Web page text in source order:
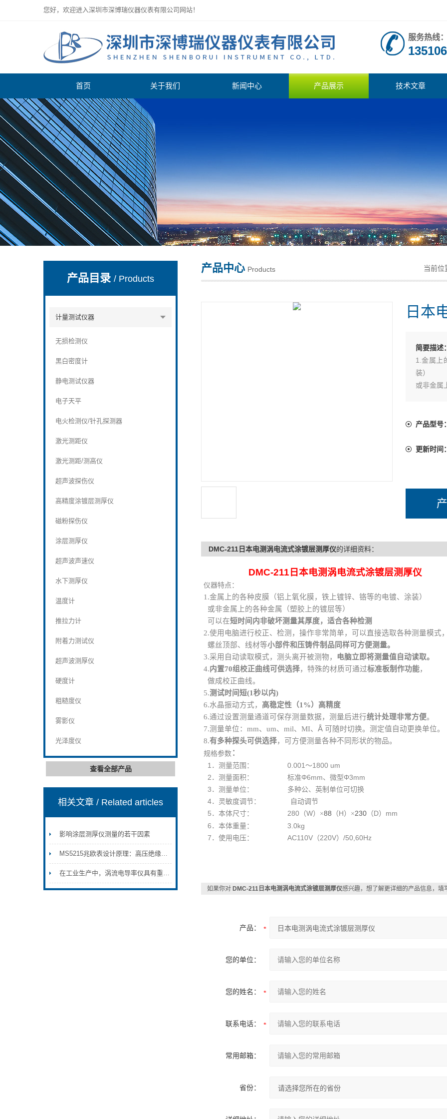
您好，欢迎进入深圳市深博瑞仪器仪表有限公司网站！
深圳市深博瑞仪器仪表有限公司
服务热线：
首页 关于我们 新闻中心 产品展示 技术文章
产品目录/ Products
计量测试仪器
无损检测仪
黑白密度计
静电测试仪器
电子天平
电火检测仪/针孔探测器
激光测距仪
激光测距/测高仪
超声波探伤仪
高精度涂镀层测厚仪
磁粉探伤仪
涂层测厚仪
超声波声速仪
水下测厚仪
温度计
推拉力计
附着力测试仪
超声波测厚仪
硬度计
粗糙度仪
雾影仪
光泽度仪
查看全部产品
相关文章/ Related articles
影响涂层测厚仪测量的若干因素
MS5215兆欧表设计原理：高压绝缘测量的技术内核
在工业生产中，涡流电导率仪具有重要的应用价值
产品中心 Products 当前位
日本
简要描述：
1.金属上
装）
或非金属
量模式，
产品型号：
更新时间：
DMC-211日本电测涡电流式涂镀层测厚仪的详细资料：
DMC-211日本电测涡电流式涂镀层测厚仪
仪器特点：
1.金属上的各种皮膜（铝上氧化膜，铁上镀锌、铬等的电镀、涂装）
或非金属上的各种金属 （塑胶上的镀层等）
可以在短时间内非破坏测量其厚度，适合各种检测
2.使用电脑进行校正、检测，操作非常简单，可以直接选取各种测量模式，
螺丝顶部、线材等小部件和压铸件制品同样可方便测量。
3.采用自动读取模式，测头离开被测物，
电脑立即将测量值自动读取。
4.内置70组校正曲线可供选择，特殊的材质可通过标准板制作功能，
做成校正曲线。
5.测试时间短(1秒以内)
6.水晶振动方式， 高稳定性（1%）高精度
6.通过设置测量通道可保存测量数据，测量后进行统计处理非常方便。
7.测量单位：mm、um、mil、MI、 Å可随时切换。测定值自动更换单位。
8.有多种探头可供选择，可方便测量各种不同形状的物品。
规格参数：
1 ．测量范围： 0.001～1800 um
2．测量面积： 标准Φ6mm、微型Φ3mm
3．测量单位： 多种公、英制单位可切换
4．灵敏度调节： 自动调节
5．本体尺寸： 280（W）
×88 （H） ×230（D）mm
6．本体重量： 3.0kg
7．使用电压： AC110V（220V）/50,60Hz
如果你对 DMC-211日本电测涡电流式涂镀层测厚仪感兴趣，想了解更详细的产品信息，填
产品：
您的单位：
您的姓名：
联系电话：
常用邮箱：
省份：